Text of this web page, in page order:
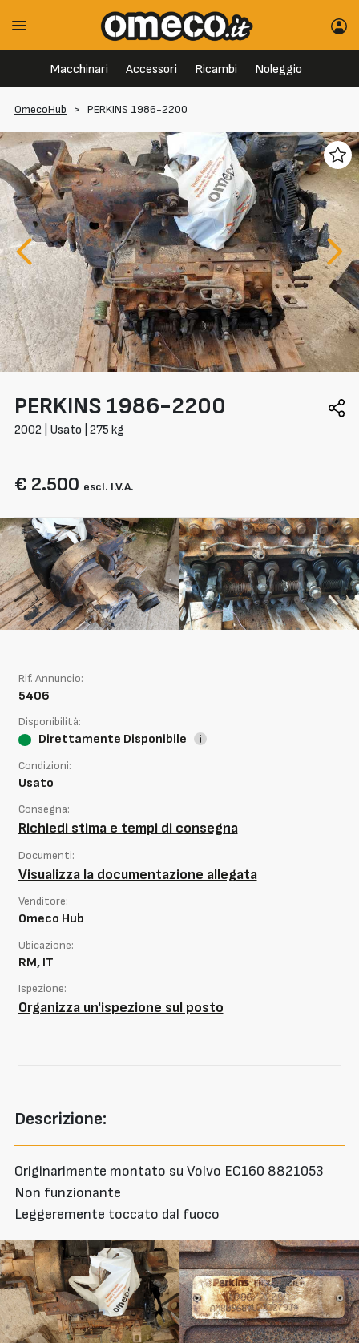
Macchinari Accessori Ricambi Noleggio
OmecoHub > PERKINS 1986-2200
Descrizione:
Originarimente montato su Volvo EC160 8821053
Non funzionante
Leggeremente toccato dal fuoco
PERKINS 1986-2200
2002 | Usato | 275 kg
€ 2.500 escl. I.V.A.
Rif. Annuncio:
5406
Disponibilità:
Direttamente Disponibile
Condizioni:
Usato
Consegna:
Richiedi stima e tempi di consegna
Documenti:
Visualizza la documentazione allegata
Venditore:
Omeco Hub
Ubicazione:
RM, IT
Ispezione:
Organizza un'ispezione sul posto